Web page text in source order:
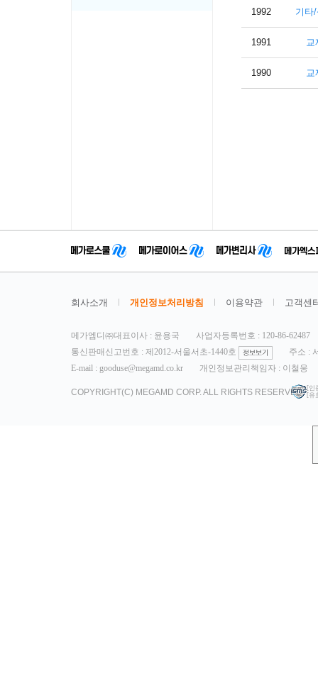
1992 기타
1991 교
1990 교
회사소개 개인정보처리방침 이용약관 고객센
메가엠디㈜대표이사 : 윤용국
사업자등록번호 : 120-86-62487
통신판매신고번호 : 제2012-서울서초-1440호
주소 :
E-mail : gooduse@megamd.co.kr
개인정보관리책임자 : 이철웅
COPYRIGHT(C) MEGAMD CORP. ALL RIGHTS RESERVED. [인
[유